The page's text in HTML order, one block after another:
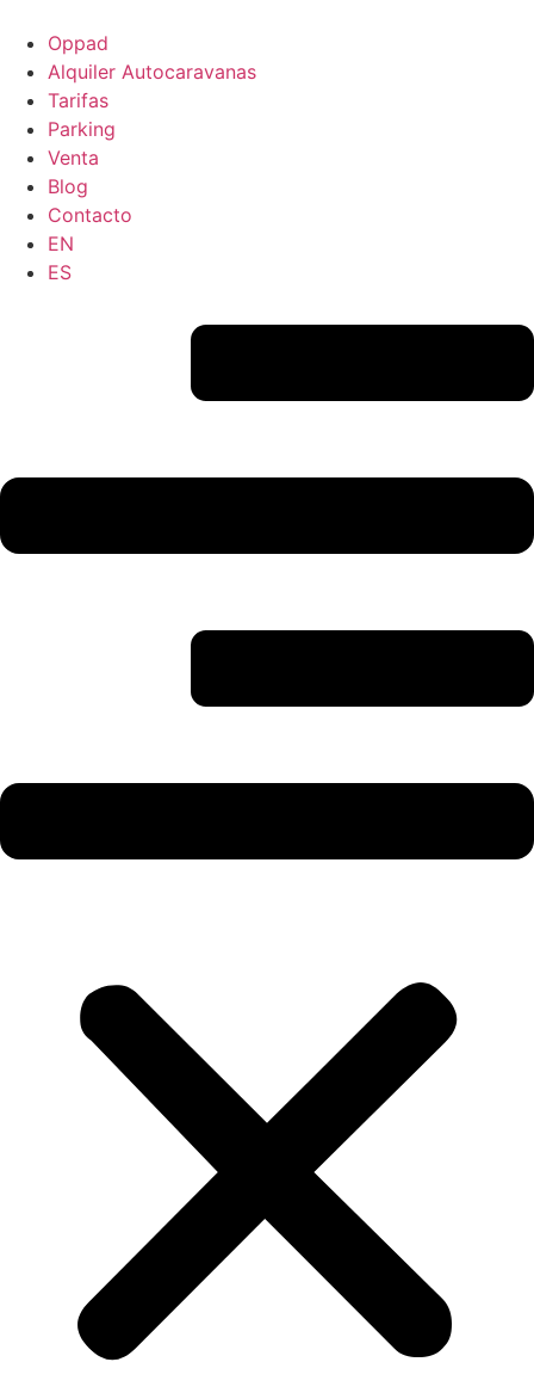
contenido
Oppad
Alquiler Autocaravanas
Tarifas
Parking
Venta
Blog
Contacto
EN
ES